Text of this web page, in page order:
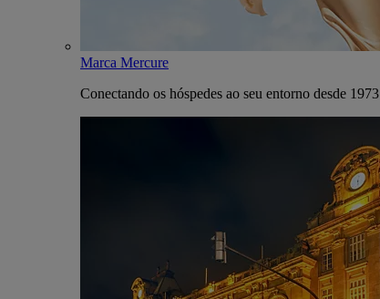
Marca Mercure
Conectando os hóspedes ao seu entorno desde 1973